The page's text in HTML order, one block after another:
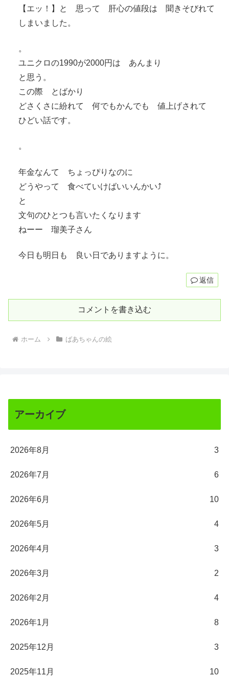
【エッ！】と 思って 肝心の値段は 聞きそびれて
しまいました。
。
ユニクロの1990が2000円は あんまり
と思う。
この際 とばかり
どさくさに紛れて 何でもかんでも 値上げされて
ひどい話です。
。
年金なんて ちょっぴりなのに
どうやって 食べていけばいいんかい⤴︎
と
文句のひとつも言いたくなります
ねーー 瑠美子さん
今日も明日も 良い日でありますように。
返信
コメントを書き込む
ホーム ばあちゃんの絵
アーカイブ
2026年8月 3
2026年7月 6
2026年6月 10
2026年5月 4
2026年4月 3
2026年3月 2
2026年2月 4
2026年1月 8
2025年12月 3
2025年11月 10